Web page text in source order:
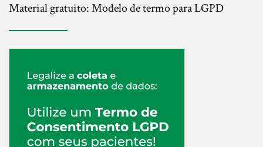
Material gratuito: Modelo de termo para LGPD